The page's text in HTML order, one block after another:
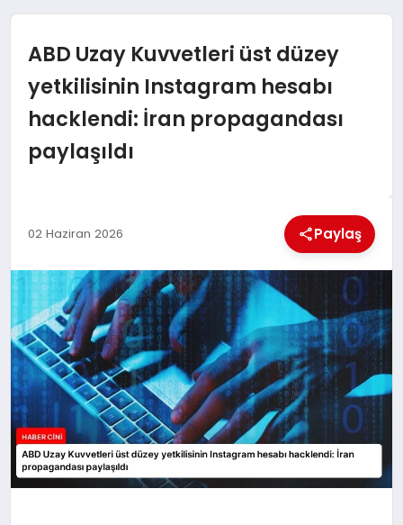
GÜNCEL
TEKNOLOJI
MAGAZIN
YEREL HABERLER
GÜNDEM
ABD Uzay Kuvvetleri üst düzey
yetkilisinin Instagram hesabı
hacklendi: İran propagandası
paylaşıldı
02 Haziran 2026 Paylaş